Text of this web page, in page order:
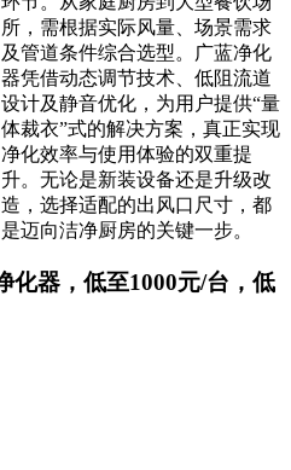
所，需根据实际风量、场景需求
及管道条件综合选型。广蓝净化
器凭借动态调节技术、低阻流道
设计及静音优化，为用户提供“量
体裁衣”式的解决方案，真正实现
净化效率与使用体验的双重提
升。无论是新装设备还是升级改
造，选择适配的出风口尺寸，都
是迈向洁净厨房的关键一步。
化器，低至1000元/台，低